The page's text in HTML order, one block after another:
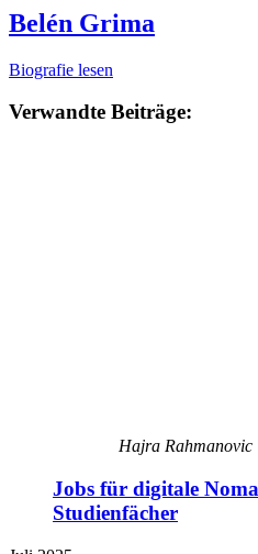
Belén Grima
Biografie lesen
Verwandte Beiträge:
Hajra Rahmanovic
Jobs für digitale
Studienfächer